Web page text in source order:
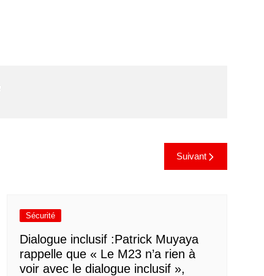
Suivant
Sécurité
Dialogue inclusif :Patrick Muyaya
rappelle que « Le M23 n’a rien à
voir avec le dialogue inclusif »,